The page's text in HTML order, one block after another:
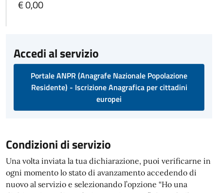
€ 0,00
Accedi al servizio
Portale ANPR (Anagrafe Nazionale Popolazione
Residente) - Iscrizione Anagrafica per cittadini
europei
Condizioni di servizio
Una volta inviata la tua dichiarazione, puoi verificarne in
ogni momento lo stato di avanzamento accedendo di
nuovo al servizio e selezionando l’opzione “Ho una